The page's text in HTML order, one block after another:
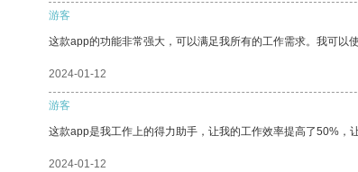
游客
这款app的功能非常强大，可以满足我所有的工作需求。我可以
2024-01-12
游客
这款app是我工作上的得力助手，让我的工作效率提高了50%，
2024-01-12